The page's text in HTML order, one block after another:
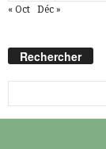
« Oct Déc »
Rechercher